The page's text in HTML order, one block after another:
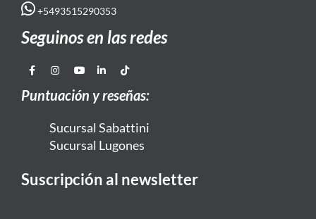
+5493515290353
Seguinos en las redes
Puntuación y reseñas:
Sucursal Sabattini
Sucursal Lugones
Suscripción al newsletter